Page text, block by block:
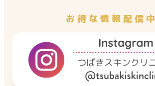
お得な情報配信中